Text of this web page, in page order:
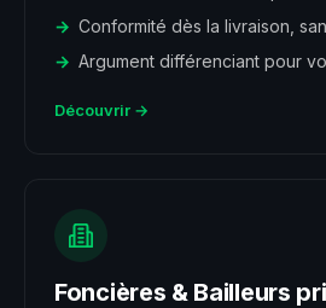
Conformité dès la livraison,
Argument différenciant pour
Découvrir →
Foncières & Bailleurs